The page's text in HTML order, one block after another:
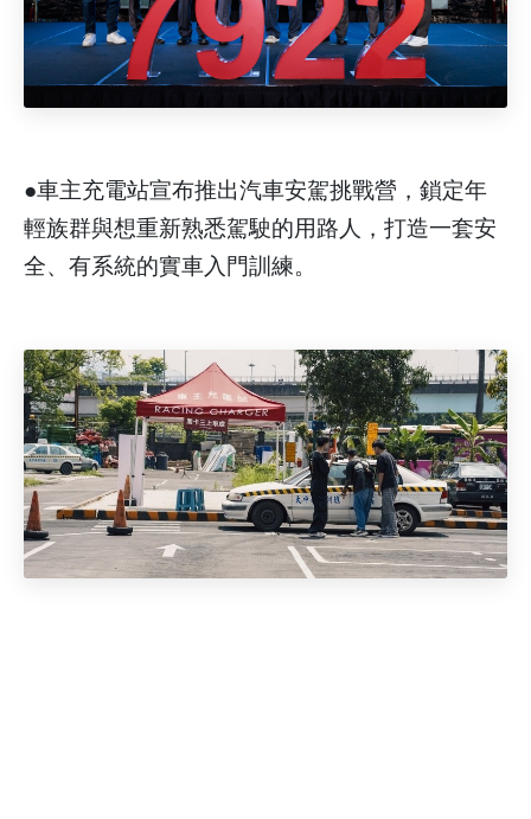
●車主充電站宣布推出汽車安駕挑戰營，鎖定年
輕族群與想重新熟悉駕駛的用路人，打造一套安
全、有系統的實車入門訓練。